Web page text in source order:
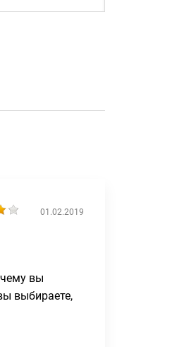
01.02.2019
вы
выбираете,